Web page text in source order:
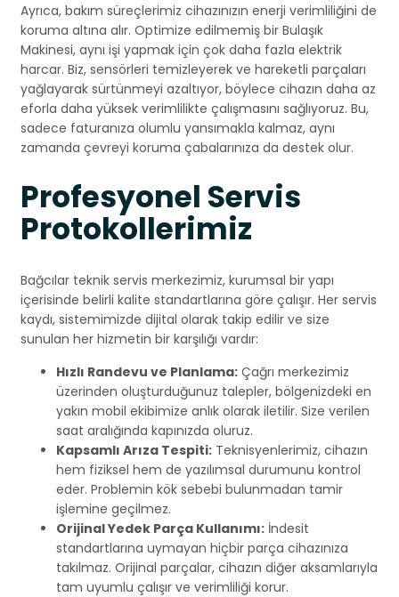
Ayrıca, bakım süreçlerimiz cihazınızın enerji verimliliğini de
koruma altına alır. Optimize edilmemiş bir Bulaşık
Makinesi, aynı işi yapmak için çok daha fazla elektrik
harcar. Biz, sensörleri temizleyerek ve hareketli parçaları
yağlayarak sürtünmeyi azaltıyor, böylece cihazın daha az
eforla daha yüksek verimlilikte çalışmasını sağlıyoruz. Bu,
sadece faturanıza olumlu yansımakla kalmaz, aynı
zamanda çevreyi koruma çabalarınıza da destek olur.
Profesyonel Servis
Protokollerimiz
Bağcılar teknik servis merkezimiz, kurumsal bir yapı
içerisinde belirli kalite standartlarına göre çalışır. Her servis
kaydı, sistemimizde dijital olarak takip edilir ve size
sunulan her hizmetin bir karşılığı vardır:
Hızlı Randevu ve Planlama: Çağrı merkezimiz
üzerinden oluşturduğunuz talepler, bölgenizdeki en
yakın mobil ekibimize anlık olarak iletilir. Size verilen
saat aralığında kapınızda oluruz.
Kapsamlı Arıza Tespiti: Teknisyenlerimiz, cihazın
hem fiziksel hem de yazılımsal durumunu kontrol
eder. Problemin kök sebebi bulunmadan tamir
işlemine geçilmez.
Orijinal Yedek Parça Kullanımı: İndesit
standartlarına uymayan hiçbir parça cihazınıza
takılmaz. Orijinal parçalar, cihazın diğer aksamlarıyla
tam uyumlu çalışır ve verimliliği korur.